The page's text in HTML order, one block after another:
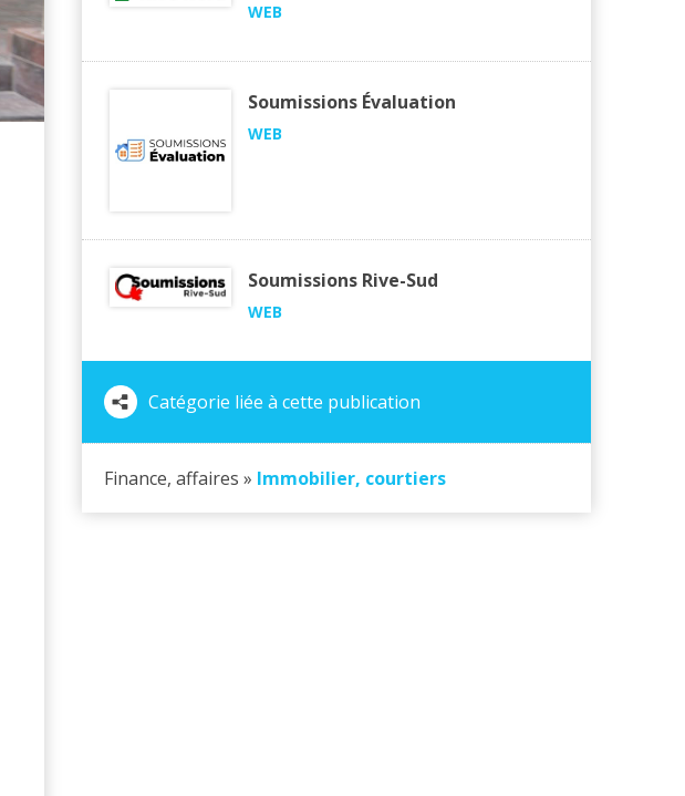
WEB
Soumissions Évaluation
WEB
Soumissions Rive-Sud
WEB
Catégorie liée à cette publication
Finance, affaires » Immobilier, courtiers